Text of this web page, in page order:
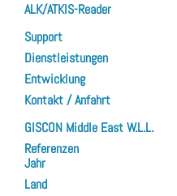
ALK/ATKIS-Reader
Support
Dienstleistungen
Entwicklung
Kontakt / Anfahrt
GISCON Middle East W.L.L.
Referenzen
Jahr
Land